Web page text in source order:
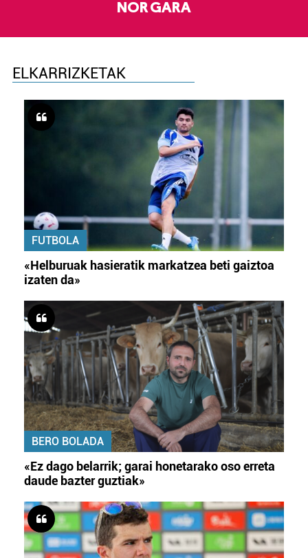
NOR GARA
ELKARRIZKETAK
FUTBOLA
«Helburuak hasieratik markatzea beti gaiztoa
izaten da»
BERO BOLADA
«Ez dago belarrik; garai honetarako oso erreta
daude bazter guztiak»